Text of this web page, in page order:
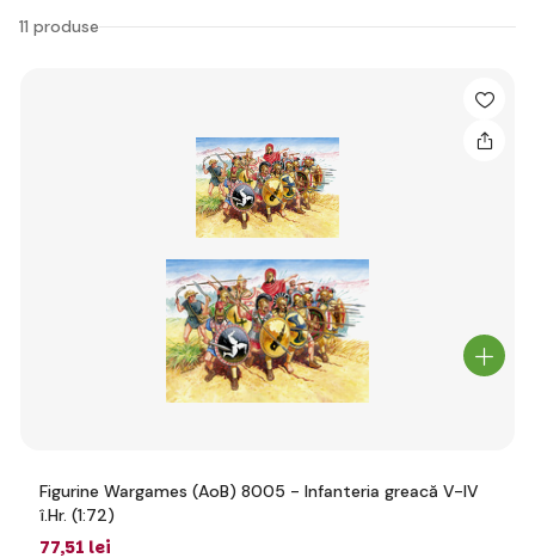
11 produse
Figurine Wargames (AoB) 8005 - Infanteria greacă V-IV
î.Hr. (1:72)
77,51 lei